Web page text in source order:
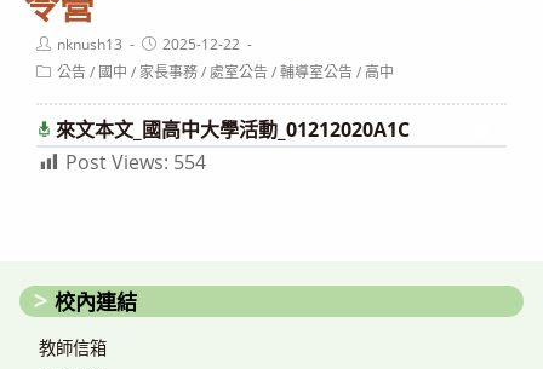
Post
author:
nknush13
Post
published:
2025-12-22
Post公告/ 國中 / 家長事務/處室公告/輔導室公告/高中
來文本文_國高中大學活動_01212020A1C
Post Views: 554
校內連結
教師信箱